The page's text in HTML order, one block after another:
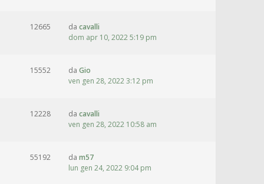
12665 da cavalli
dom apr 10, 2022 5:19 pm
15552 da Gio
ven gen 28, 2022 3:12 pm
12228 da cavalli
ven gen 28, 2022 10:58 am
55192 da m57
lun gen 24, 2022 9:04 pm